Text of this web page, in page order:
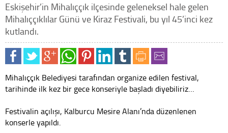
Eskişehir’in Mihalıççık ilçesinde geleneksel hale gelen
Mihalıççıklılar Günü ve Kiraz Festivali, bu yıl 45’inci kez
kutlandı.
Mihalıççık Belediyesi tarafından organize edilen festival,
tarihinde ilk kez bir gece konseriyle başladı diyebiliriz…
Festivalin açılışı, Kalburcu Mesire Alanı’nda düzenlenen
konserle yapıldı.